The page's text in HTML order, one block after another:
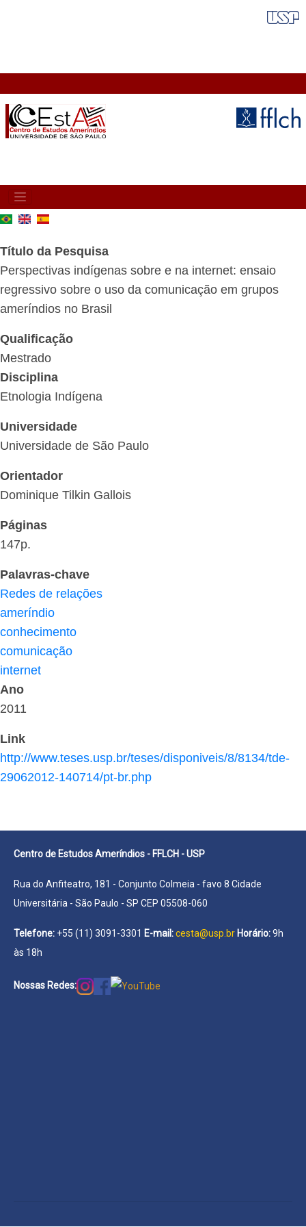
MAIN
NAVIGATION
Título da Pesquisa
Perspectivas indígenas sobre e na internet: ensaio
regressivo sobre o uso da comunicação em grupos
ameríndios no Brasil
Qualificação
Mestrado
Disciplina
Etnologia Indígena
Universidade
Universidade de São Paulo
Orientador
Dominique Tilkin Gallois
Páginas
147p.
Palavras-chave
Redes de relações
ameríndio
conhecimento
comunicação
internet
Ano
2011
Link
http://www.teses.usp.br/teses/disponiveis/8/8134/tde-
29062012-140714/pt-br.php
Centro de Estudos Ameríndios - FFLCH - USP
Rua do Anfiteatro, 181 - Conjunto Colmeia - favo 8 Cidade
Universitária - São Paulo - SP CEP 05508-060
Telefone: +55 (11) 3091-3301 E-mail:cesta@usp.br Horário:9h
às 18h
Nossas Redes: